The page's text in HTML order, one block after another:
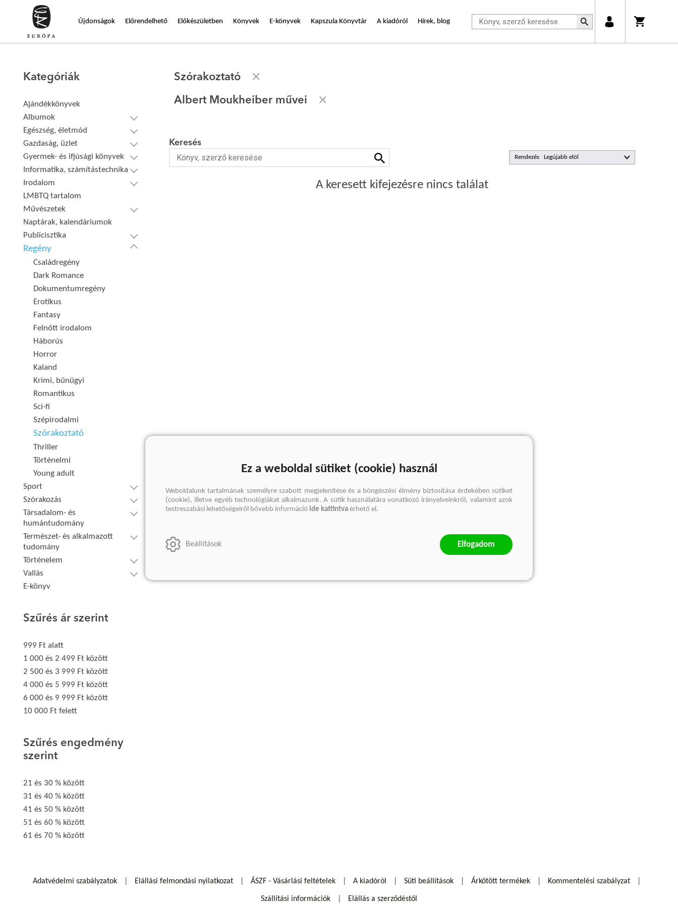
Újdonságok Előrendelhető Előkészületben Könyvek E-könyvek Kapszula Könyvtár A kiadóról Hírek, blog
Kategóriák
Ajándékkönyvek
Albumok
Egészség, életmód
Gazdaság, üzlet
Gyermek- és ifjúsági könyvek
Informatika, számítástechnika
Irodalom
LMBTQ tartalom
Művészetek
Naptárak, kalendáriumok
Publicisztika
Regény
Családregény
Dark Romance
Dokumentumregény
Erotikus
Fantasy
Felnőtt irodalom
Háborús
Horror
Kaland
Krimi, bűnügyi
Romantikus
Sci-fi
Szépirodalmi
Szórakoztató
Thriller
Történelmi
Young adult
Sport
Szórakozás
Társadalom- és
humántudomány
Természet- és alkalmazott
tudomány
Történelem
Vallás
E-könyv
Szűrés ár szerint
999 Ft alatt
1 000 és 2 499 Ft között
2 500 és 3 999 Ft között
4 000 és 5 999 Ft között
6 000 és 9 999 Ft között
10 000 Ft felett
Szűrés engedmény
szerint
21 és 30 % között
31 és 40 % között
41 és 50 % között
51 és 60 % között
61 és 70 % között
Szórakoztató
Albert Moukheiber művei
Rendezés
Keresés
A keresett kifejezésre nincs találat
Adatvédelmi szabályzatok Elállási felmondási nyilatkozat ÁSZF - Vásárlási feltételek A kiadóról Süti beállítások Árkötött termékek Kommentelési szabályzat
Szállítási információk Elállás a szerződéstől
Ez a weboldal sütiket (cookie) használ
Weboldalunk tartalmának személyre szabott megjelenítése és a böngészési élmény biztosítása érdekében sütiket
(cookie), illetve egyéb technológiákat alkalmazunk. A sütik használatára vonatkozó irányelveinkről, valamint azok
testreszabási lehetőségeiről bővebb információ ide kattintva érhető el.
Beállítások Elfogadom